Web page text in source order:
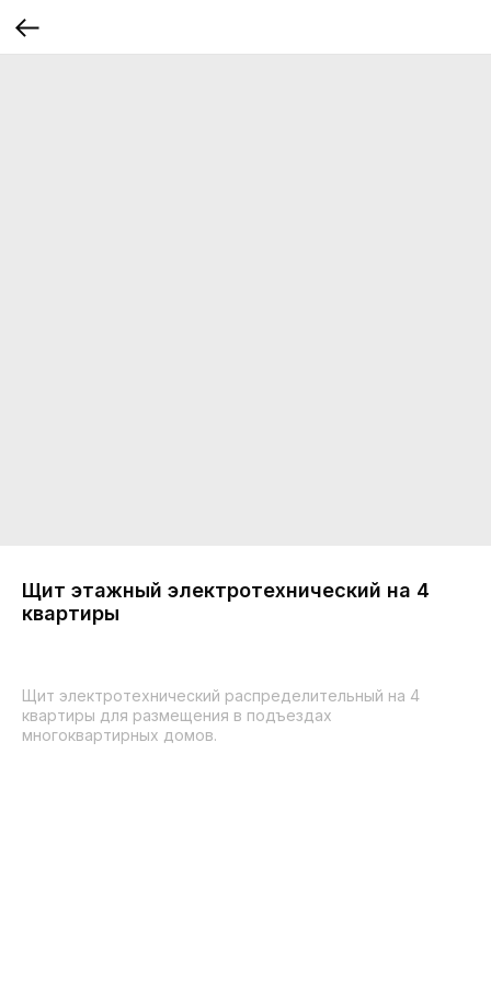
Щит этажный электротехнический на 4
квартиры
Щит электротехнический распределительный на 4
квартиры для размещения в подъездах
многоквартирных домов.